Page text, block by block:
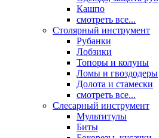
Кашпо
смотреть все...
Столярный инструмент
Рубанки
Лобзики
Топоры и колуны
Ломы и гвоздодеры
Долота и стамески
смотреть все...
Слесарный инструмент
Мультитулы
Биты